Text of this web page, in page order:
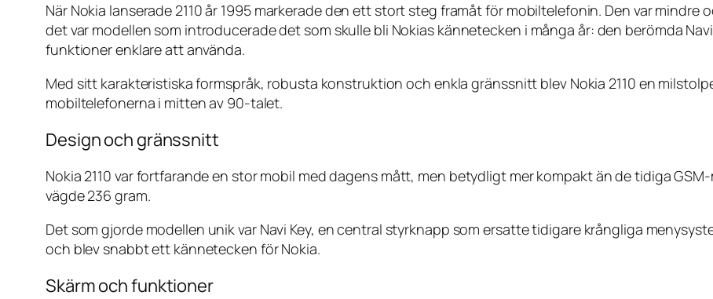
När Nokia lanserade 2110 år 1995 markerade den ett stort steg framåt för mobiltelefonin. Den var
det var modellen som introducerade det som skulle bli Nokias kännetecken i många år: den berömda
funktioner enklare att använda.
Med sitt karakteristiska formspråk, robusta konstruktion och enkla gränssnitt blev Nokia 2110 en
mobiltelefonerna i mitten av 90-talet.
Design och gränssnitt
Nokia 2110 var fortfarande en stor mobil med dagens mått, men betydligt mer kompakt än de tidiga
vägde 236 gram.
Det som gjorde modellen unik var Navi Key, en central styrknapp som ersatte tidigare krångliga
och blev snabbt ett kännetecken för Nokia.
Skärm och funktioner